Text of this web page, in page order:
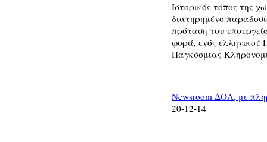
Ιστορικός τόπος της
διατηρημένο
πρόταση του
φορά, ενός ελληνικού
Παγκόσμιας
Newsroom ΔΟΛ, με
20-12-14